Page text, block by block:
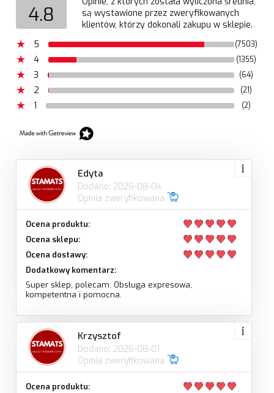
4.8
są wystawione przez zweryfikowanych
klientów, którzy dokonali zakupu w sklepie.
5
(7503)
4 (1355)
3 (64)
2 (21)
1 (2)
Edyta
Dodano: 2026-08-04
Opinia zweryfikowana
Ocena produktu:
Ocena sklepu:
Ocena dostawy:
Dodatkowy komentarz:
Super sklep, polecam. Obsługa expresowa,
kompetentna i pomocna.
Krzysztof
Dodano: 2026-08-01
Opinia zweryfikowana
Ocena produktu: